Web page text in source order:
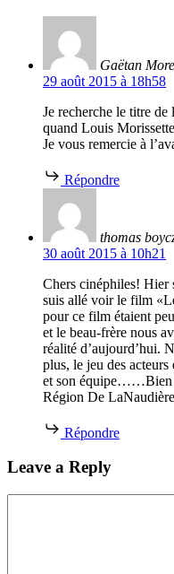
Gaëtan
29 août 2015 à 18h58
Je recherche le titre
quand Louis
Je vous remercie à
Répondre
thomas
30 août 2015 à 10h21
Chers cinéphiles! Hier
suis allé voir le film
pour ce film étaient
et le beau-frère nous
réalité d’aujourd’hui.
plus, le jeu des
et son équipe……Bien
Région De LaNaudière
Répondre
Leave a Reply